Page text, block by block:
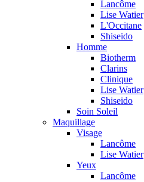
Lancôme
Lise Watier
L'Occitane
Shiseido
Homme
Biotherm
Clarins
Clinique
Lise Watier
Shiseido
Soin Soleil
Maquillage
Visage
Lancôme
Lise Watier
Yeux
Lancôme